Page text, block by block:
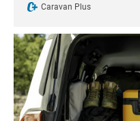
Caravan Plus